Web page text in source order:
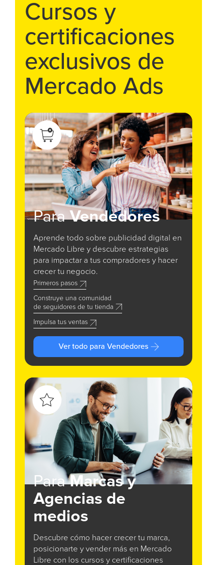
Cursos y
certificaciones
exclusivos de
Mercado Ads
ParaVendedores
Aprende todo sobre publicidad digital en
Mercado Libre y descubre estrategias
para impactar a tus compradores y hacer
crecer tu negocio.
Primeros pasos
Construye una comunidad
de seguidores de tu tienda
Impulsa tus ventas
Ver todo para Vendedores
ParaMarcas y
Agencias de
medios
Descubre cómo hacer crecer tu marca,
posicionarte y vender más en Mercado
Libre con los cursos y certificaciones